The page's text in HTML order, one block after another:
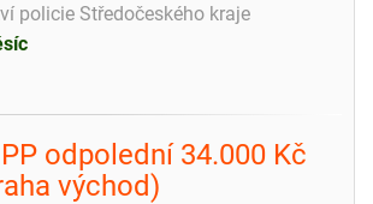
policie Středočeského kraje
odpolední 34.000 Kč
východ)